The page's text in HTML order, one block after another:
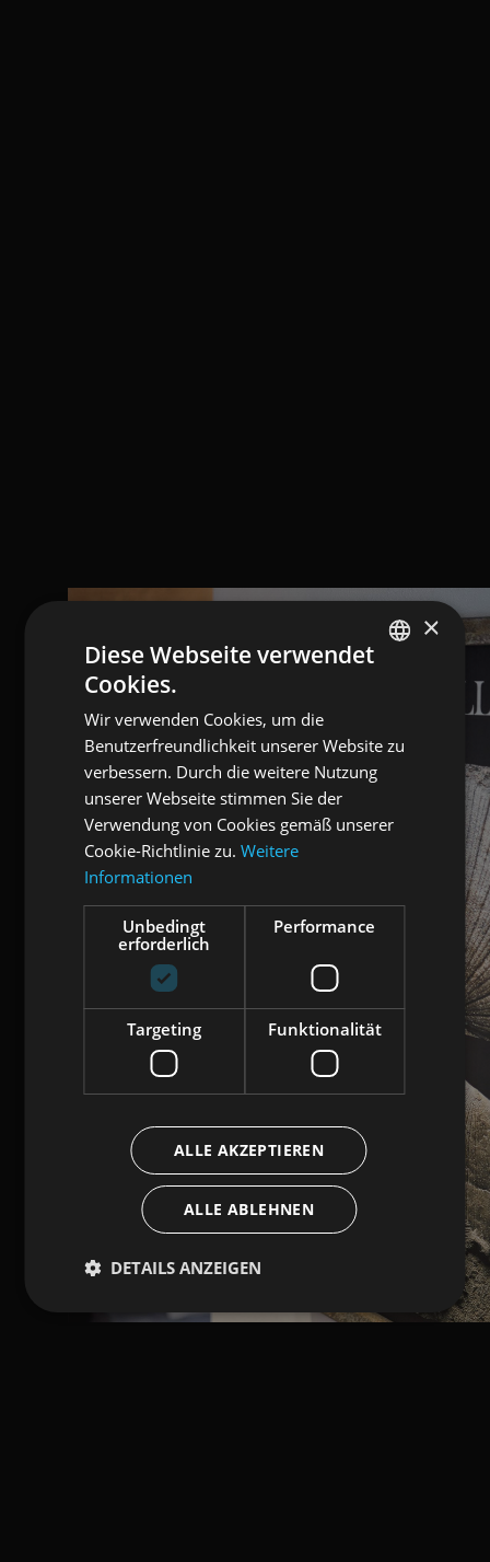
×
Diese Webseite verwendet
Cookies.
Wir verwenden Cookies, um die
Benutzerfreundlichkeit unserer Website zu
verbessern. Durch die weitere Nutzung
unserer Webseite stimmen Sie der
Verwendung von Cookies gemäß unserer
Cookie-Richtlinie zu. Weitere
Informationen
Unbedingt
erforderlich
Performance
Targeting Funktionalität
ALLE AKZEPTIEREN
ALLE ABLEHNEN
DETAILS ANZEIGEN